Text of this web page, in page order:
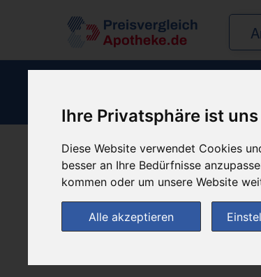
Ihre Privatsphäre ist
Diese Website verwendet Cookies
besser an Ihre Bedürfnisse
kommen oder um unsere Website
Alle akzeptieren
Produkt